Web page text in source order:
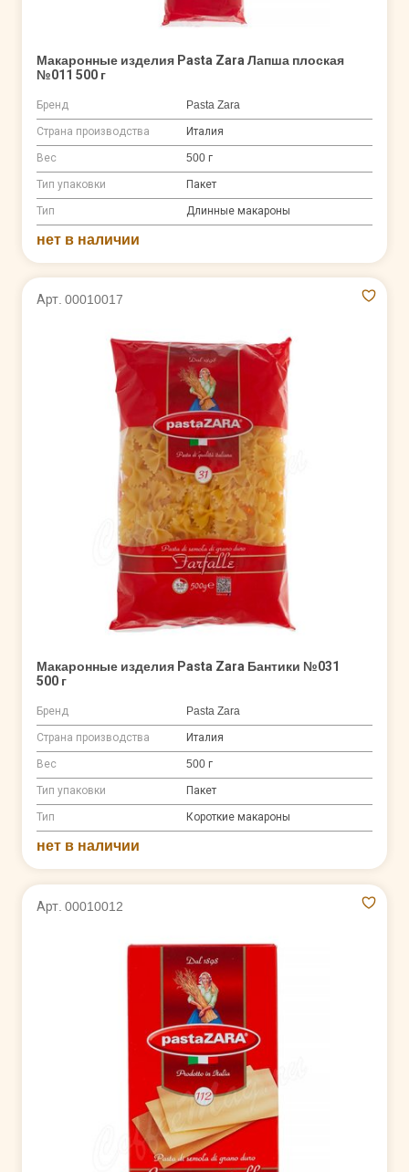
Макаронные изделия Pasta Zara Лапша плоская
№011 500 г
Бренд Pasta Zara
Страна производства Италия
Вес 500 г
Тип упаковки Пакет
Тип Длинные макароны
нет в наличии
Арт. 00010017
Макаронные изделия Pasta Zara Бантики №031
500 г
Бренд Pasta Zara
Страна производства Италия
Вес 500 г
Тип упаковки Пакет
Тип Короткие макароны
нет в наличии
Арт. 00010012